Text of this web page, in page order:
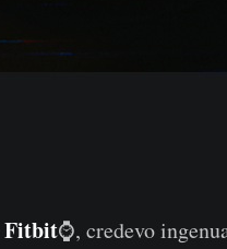
Fitbit⌚, credevo